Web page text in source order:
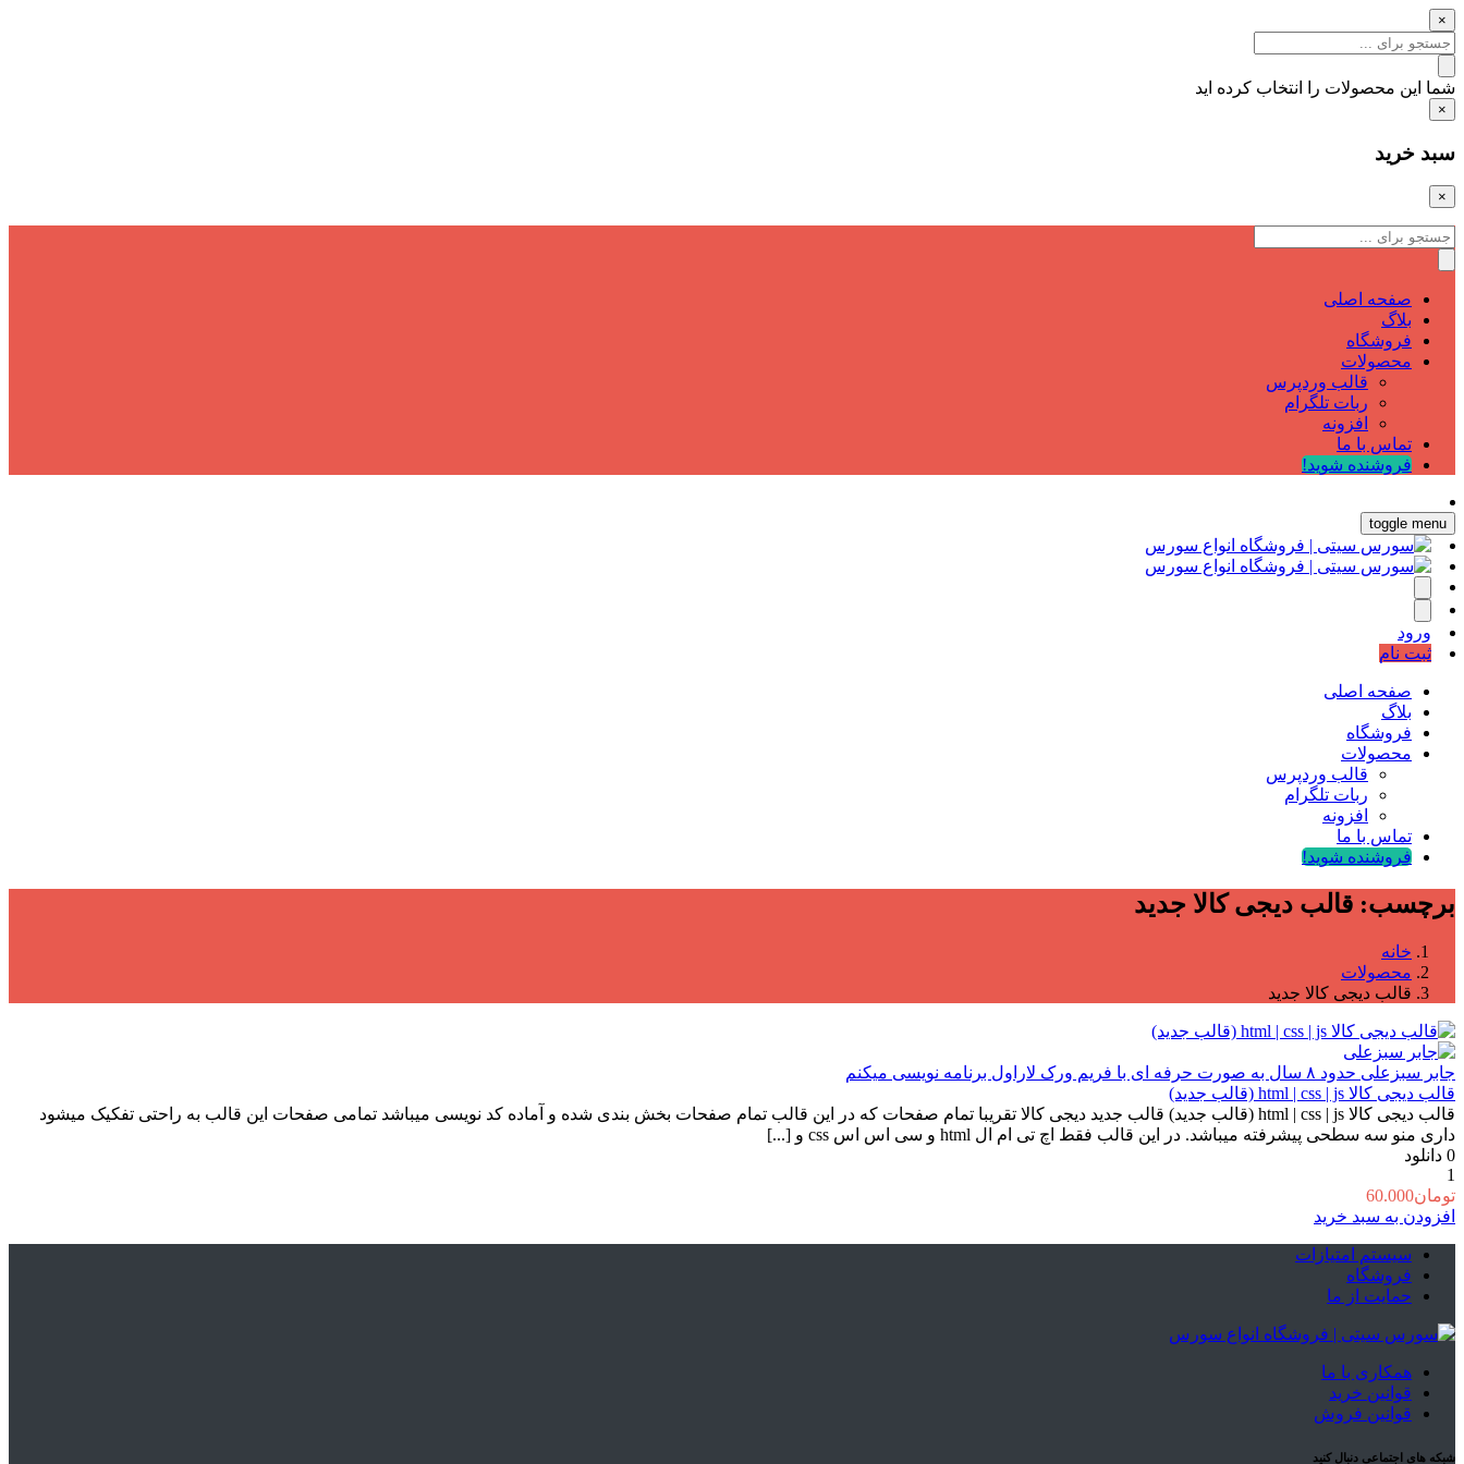
×
شما این محصولات را انتخاب کرده اید
×
سبد خرید
×
صفحه اصلی
بلاگ
فروشگاه
محصولات
قالب وردپرس
ربات تلگرام
افزونه
تماس با ما
فروشنده شوید!
toggle menu
ورود
ثبت نام
صفحه اصلی
بلاگ
فروشگاه
محصولات
قالب وردپرس
ربات تلگرام
افزونه
تماس با ما
فروشنده شوید!
برچسب: قالب دیجی کالا جدید
خانه
محصولات
قالب دیجی کالا جدید
جابر سبزعلی حدود ۸ سال به صورت حرفه ای با فریم ورک لاراول برنامه نویسی میکنم
قالب دیجی کالا html | css | js (قالب جدید)
قالب دیجی کالا html | css | js (قالب جدید) قالب جدید دیجی کالا تقریبا تمام صفحات که در این قالب تمام صفحات بخش بندی شده و آماده کد نویسی میباشد تمامی صفحات این قالب به راحتی تفکیک میشود
داری منو سه سطحی پیشرفته میباشد. در این قالب فقط اچ تی ام ال html و سی اس اس css و [...]
0 دانلود
1
تومان60.000
افزودن به سبد خرید
سیستم امتیازات
فروشگاه
حمایت از ما
همکاری با ما
قوانین خرید
قوانین فروش
شبکه های اجتماعی دنبال کنید